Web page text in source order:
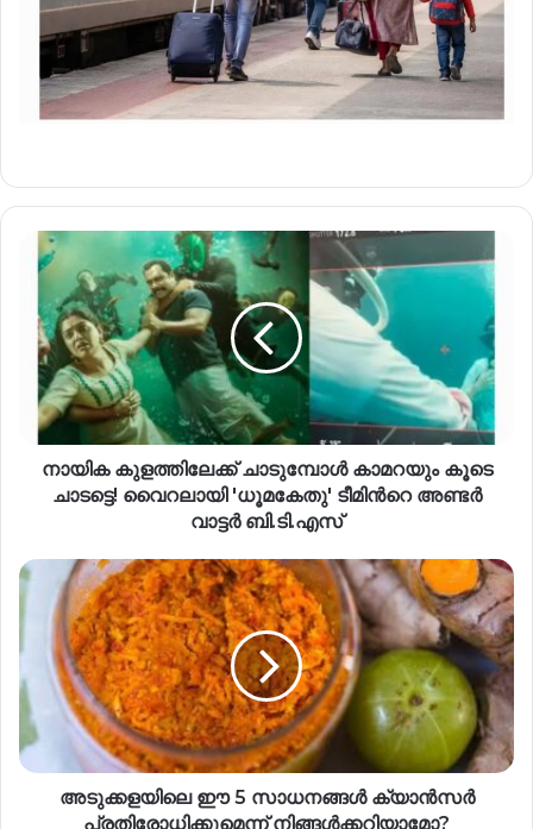
നായിക കുളത്തിലേക്ക് ചാടുമ്പോൾ കാമറയും കൂടെ
ചാടട്ടെ! വൈറലായി 'ധൂമകേതു' ടീമിന്‍റെ അണ്ടർ
വാട്ടർ ബി.ടി.എസ്
അടുക്കളയിലെ ഈ 5 സാധനങ്ങൾ ക്യാൻസർ
പ്രതിരോധിക്കുമെന്ന് നിങ്ങൾക്കറിയാമോ?